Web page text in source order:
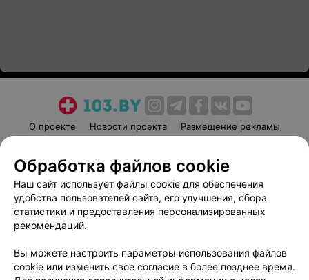
О проекте Новости проекта
Размещение рекламы
Пользовательское соглашение
Способы оплаты
Вакансии
Партнеры
Написать руководителю 103.by
Обработка персональных данных
Обработка файлов cookie
Наш сайт использует файлы cookie для обеспечения
удобства пользователей сайта, его улучшения, сбора
статистики и предоставления персонализированных
рекомендаций.
Вы можете настроить параметры использования файлов
cookie или изменить свое согласие в более позднее время.